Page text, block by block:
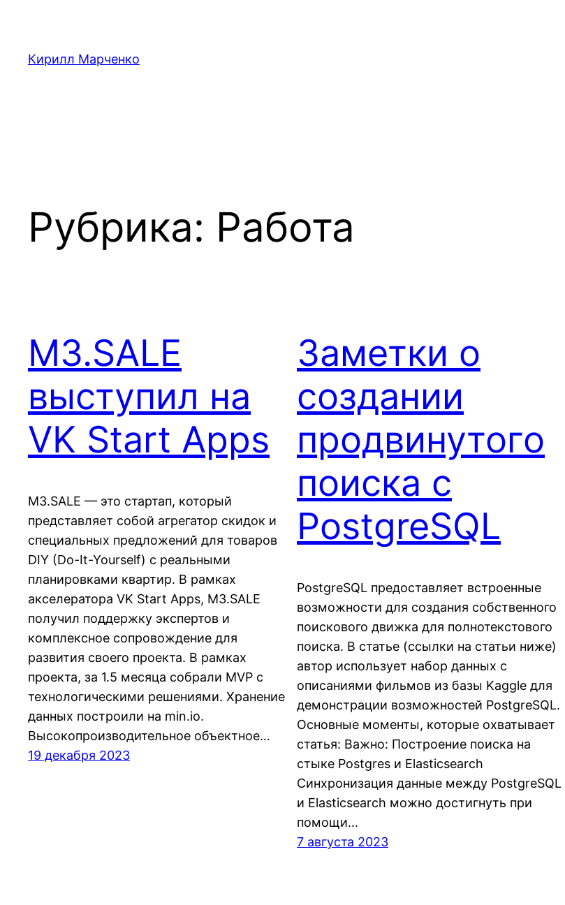
содержимому
Кирилл Марченко
Рубрика: Работа
M3.SALE
выступил на
VK Start Apps
M3.SALE — это стартап, который
представляет собой агрегатор скидок и
специальных предложений для товаров
DIY (Do-It-Yourself) с реальными
планировками квартир. В рамках
акселератора VK Start Apps, M3.SALE
получил поддержку экспертов и
комплексное сопровождение для
развития своего проекта. В рамках
проекта, за 1.5 месяца собрали MVP с
технологическими решениями. Хранение
данных построили на min.io.
Высокопроизводительное объектное…
19 декабря 2023
Заметки о
создании
продвинутого
поиска с
PostgreSQL
PostgreSQL предоставляет встроенные
возможности для создания собственного
поискового движка для полнотекстового
поиска. В статье (ссылки на статьи ниже)
автор использует набор данных с
описаниями фильмов из базы Kaggle для
демонстрации возможностей PostgreSQL.
Основные моменты, которые охватывает
статья: Важно: Построение поиска на
стыке Postgres и Elasticsearch
Синхронизация данные между PostgreSQL
и Elasticsearch можно достигнуть при
помощи…
7 августа 2023